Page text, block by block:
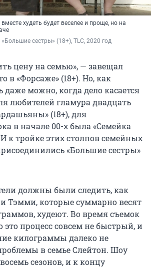
худеть будет веселее и проще, но на
сестры» (18+), TLC, 2020 год
цену на семью», — завещал
в «Форсаже» (18+). Но, как
даже можно, когда дело касается
любителей гламура двадцать
(18+), для
в начале 00-х была «Семейка
И к тройке этих столпов семейных
«Большие сестры»
должны были следить, как
Тэмми, которые суммарно весят
худеют. Во время съемок
это процесс совсем не быстрый, и
килограммы далеко не
в семье Слейтон. Шоу
сезонов, и к концу